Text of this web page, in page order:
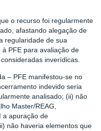
o recurso foi regularmente
afastando alegação de
regularidade de sua
PFE para avaliação de
inverídicas.
– PFE manifestou-se no
indevido seria
analisado; (ii) não
Master/REAG,
a apuração de
não haveria elementos que